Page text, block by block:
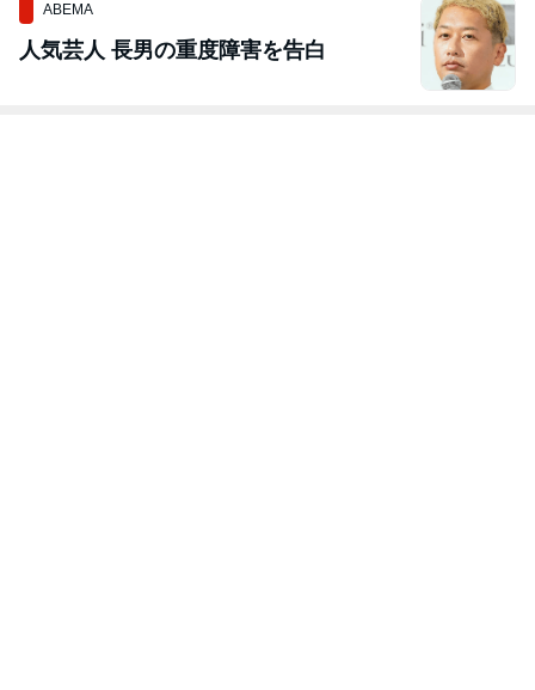
ABEMA
人気芸人 長男の重度障害を告白